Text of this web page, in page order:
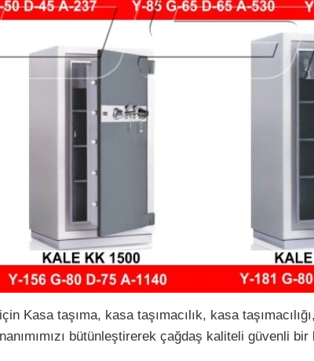
Kasa taşıma, kasa taşımacılık, kasa
bütünleştirerek çağdaş kaliteli güvenli